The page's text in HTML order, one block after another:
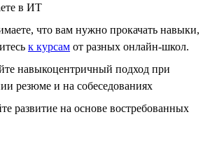
в ИТ
что вам нужно прокачать навыки,
к курсам от разных онлайн-школ.
навыкоцентричный подход при
резюме и на собеседованиях
развитие на основе востребованных